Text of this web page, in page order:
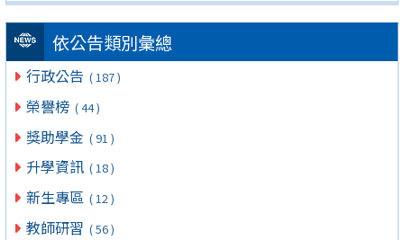
依公告類別彙總
行政公告 ( 187 )
榮譽榜 ( 44 )
獎助學金 ( 91 )
升學資訊 ( 18 )
新生專區 ( 12 )
教師研習 ( 56 )